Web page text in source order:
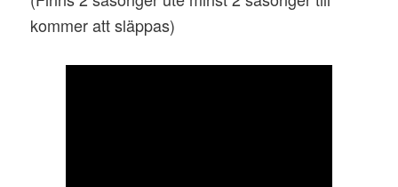
kommer att släppas)